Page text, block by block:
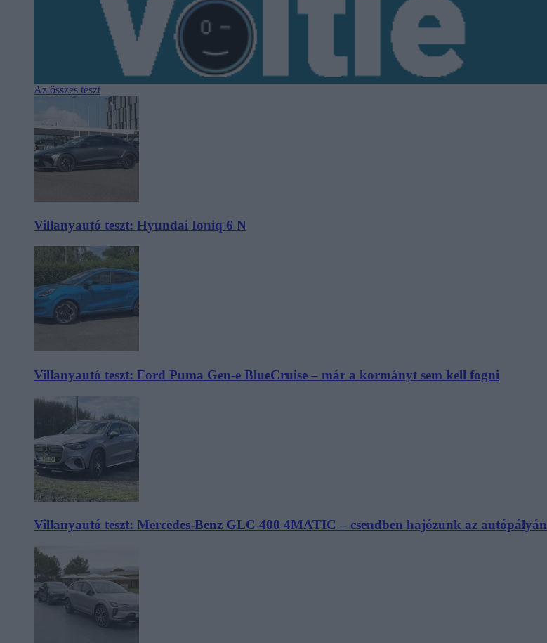
Az összes teszt
Villanyautó teszt: Hyundai Ioniq 6 N
Villanyautó teszt: Ford Puma Gen-e BlueCruise – már a kormányt sem kell fogni
Villanyautó teszt: Mercedes-Benz GLC 400 4MATIC – csendben hajózunk az autópályán